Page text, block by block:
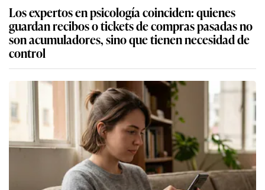
Los expertos en psicología coinciden: quienes
guardan recibos o tickets de compras pasadas no
son acumuladores, sino que tienen necesidad de
control